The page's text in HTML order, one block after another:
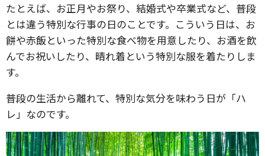
たとえば、お正月やお祭り、結婚式や卒業式など、普段
とは違う特別な行事の日のことです。こういう日は、お
餅や赤飯といった特別な食べ物を用意したり、お酒を飲
んでお祝いしたり、晴れ着という特別な服を着たりしま
す。
普段の生活から離れて、特別な気分を味わう日が「ハ
レ」なのです。